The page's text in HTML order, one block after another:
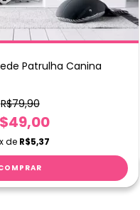
Patrulha Canina
R$79,90
x de R$5,37